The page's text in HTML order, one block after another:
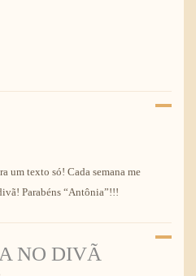
um texto só! Cada semana me
Parabéns “Antônia”!!!
NO DIVÃ